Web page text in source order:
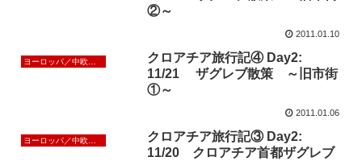
②～
2011.01.10
クロアチア旅行記④ Day2:
11/21 ザグレブ散策 ～旧市街
①～
2011.01.06
クロアチア旅行記③ Day2:
11/20 クロアチア首都ザグレブ